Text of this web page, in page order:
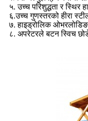
५. उच्च परिशुद्धता र स्थिर
६.उच्च गुणस्तरको हीरा
७. हाइड्रोलिक
८. अपरेटरले बटन स्विच